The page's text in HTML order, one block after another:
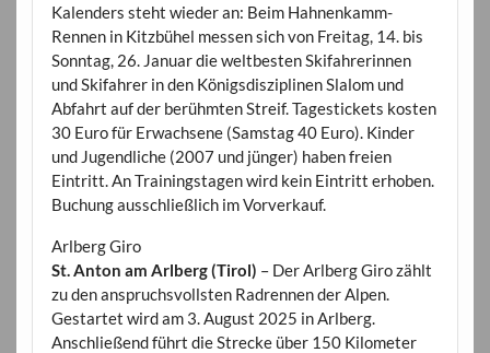
Kalenders steht wieder an: Beim Hahnenkamm-
Rennen in Kitzbühel messen sich von Freitag, 14. bis
Sonntag, 26. Januar die weltbesten Skifahrerinnen
und Skifahrer in den Königsdisziplinen Slalom und
Abfahrt auf der berühmten Streif. Tagestickets kosten
30 Euro für Erwachsene (Samstag 40 Euro). Kinder
und Jugendliche (2007 und jünger) haben freien
Eintritt. An Trainingstagen wird kein Eintritt erhoben.
Buchung ausschließlich im Vorverkauf.
Arlberg Giro
St. Anton am Arlberg (Tirol) – Der Arlberg Giro zählt
zu den anspruchsvollsten Radrennen der Alpen.
Gestartet wird am 3. August 2025 in Arlberg.
Anschließend führt die Strecke über 150 Kilometer